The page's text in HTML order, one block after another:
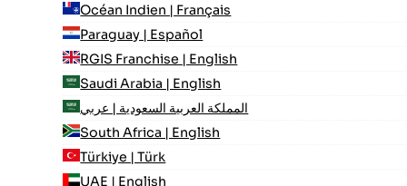
Océan Indien | Français
Paraguay | Español
RGIS Franchise | English
Saudi Arabia | English
المملكة العربية السعودية | عربي
South Africa | English
Türkiye | Türk
UAE | English